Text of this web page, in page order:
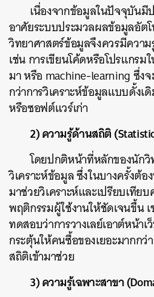
เนื่องจากข้อมูลในปัจจุบัน
อาศัยระบบประมวลผลข้อมูลอัต
วิทยาศาสตร์ข้อมูลจึงควรมีควา
เช่น การเขียนโค้ดหรือโปรแกรม
มา หรือ machine-learning ซึ่ง
กว่าการวิเคราะห์ข้อมูลแบบดั้งเ
หรือซอฟต์แวร์เก่า
2) ความรู้ด้านสถิติ
โดยปกติหน้าที่หลักของนัก
วิเคราะห์ข้อมูล ซึ่งในบางครั้งต้อ
มาช่วยวิเคราะห์และเปรียบเทีย
พฤติกรรมผู้ใช้งานให้ชัดเจนขึ้น
ทดสอบว่าการวางเลย์เอาต์หน้า
กระตุ้นให้คนซื้อของเยอะมากกว่
สถิติเข้ามาช่วย
3) ความรู้เฉพาะสาขา